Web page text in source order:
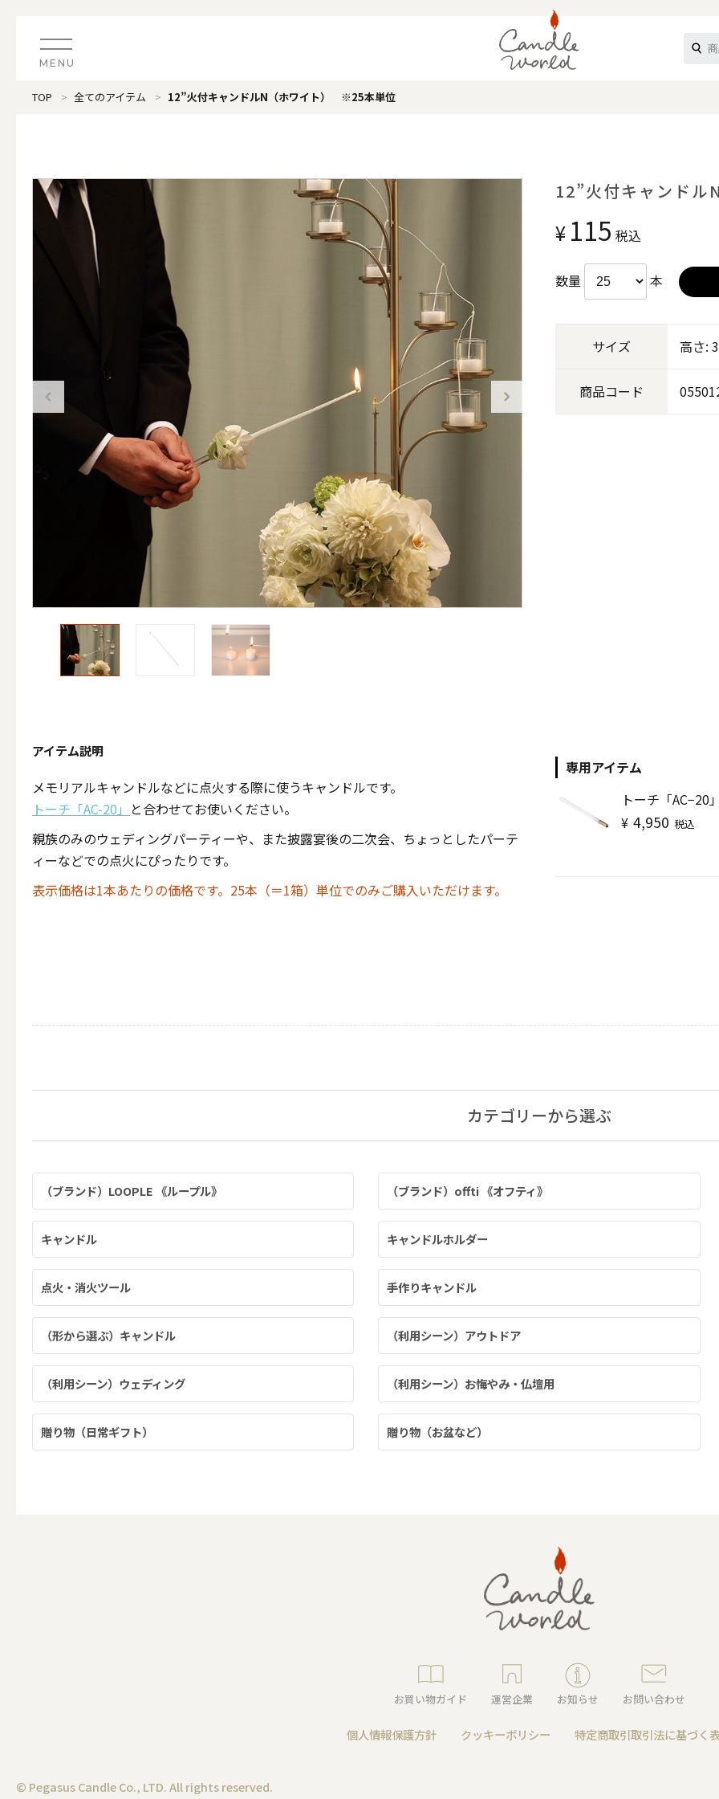
MENU
カテゴリから探す
#タグから探す
ALL
（ブランド）offti 《オフティ》
（ブランド）YURAGI《ゆらぎ》
キャンドル
ALL
キャンドルホルダー
点火・消火ツール
ALL
ALL 手作りキット
本格手作りキャンドル材料
ピラーキャンドル
TOP 全てのアイテム 12”火付キャンドルN（ホワイト） ※25本単位
12”火付キャンド
¥ 115 税込
数量 本
サイズ 高さ:
商品コード
アイテム説明
メモリアルキャンドルなどに点火する際に使うキャンドルです。
トーチ「AC-20」 と合わせてお使いください。
親族のみのウェディングパーティーや、また披露宴後の二次会、ちょっとしたパーテ
ィーなどでの点火にぴったりです。
表示価格は1本あたりの価格です。25本（＝1箱）単位でのみご購入いただけます。
専用アイテム
トーチ「AC−20」
¥ 4,950 税込
カテゴリーから選ぶ
（ブランド）LOOPLE 《ループル》 （ブランド）offti 《オフティ》
キャンドル キャンドルホルダー
点火・消火ツール 手作りキャンドル
（形から選ぶ）キャンドル （利用シーン）アウトドア
（利用シーン）ウェディング （利用シーン）お悔やみ・仏壇用
贈り物（日常ギフト） 贈り物（お盆など）
お買い物ガイド 運営企業 お知らせ お問い合わせ
個人情報保護方針 クッキーポリシー 特定商取引取引法に基づく
© Pegasus Candle Co., LTD. All rights reserved.